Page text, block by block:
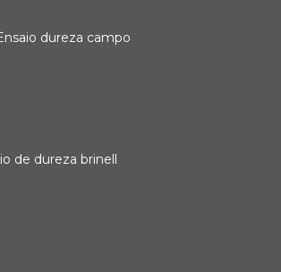
ensaio dureza campo
de dureza brinell